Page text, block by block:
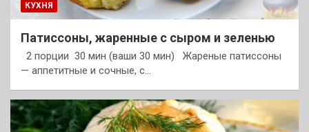
КУХНЯ
Патиссоны, жаренные с сыром и зеленью
2 порции 30 мин (ваши 30 мин) Жареные патиссоны
— аппетитные и сочные, с…